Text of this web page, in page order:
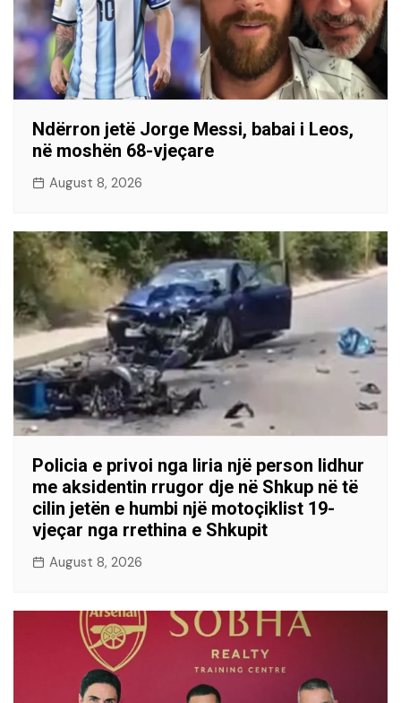
Ndërron jetë Jorge Messi, babai i Leos,
në moshën 68-vjeçare
August 8, 2026
Policia e privoi nga liria një person lidhur
me aksidentin rrugor dje në Shkup në të
cilin jetën e humbi një motoçiklist 19-
vjeçar nga rrethina e Shkupit
August 8, 2026